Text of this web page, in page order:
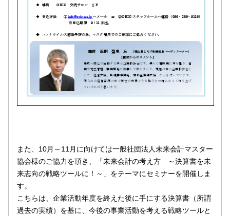
また、10月～11月に向けては一般社団法人未来会計マスター
協会様のご協力を頂き、「未来会計の考え方 ～決算書を未
来志向の戦略ツールに！～」をテーマにセミナーを開催しま
す。
こちらは、企業活動年度を終えた後に手にする決算書（所謂
過去の実績）を基に、今後の事業活動を考える戦略ツールと